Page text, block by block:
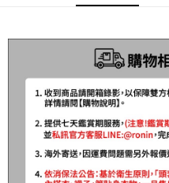
易，需依本服務之必要範圍內提供
權轉讓予恩沛科技股份有限公司。
２．關於個人資料處理事宜，請瀏
https://aftee.tw/terms/#terms3
３．未成年的使用者請事先徵得法
「AFTEE先享後付」，若未經同意
４．使用「AFTEE先享後付」時，
請求用戶進行身份認證。
一般宅配（門市自取請勿下單
每筆NT$100，滿NT$2,000(含
離島一般宅配
貨到付款（門市自取請勿下單，